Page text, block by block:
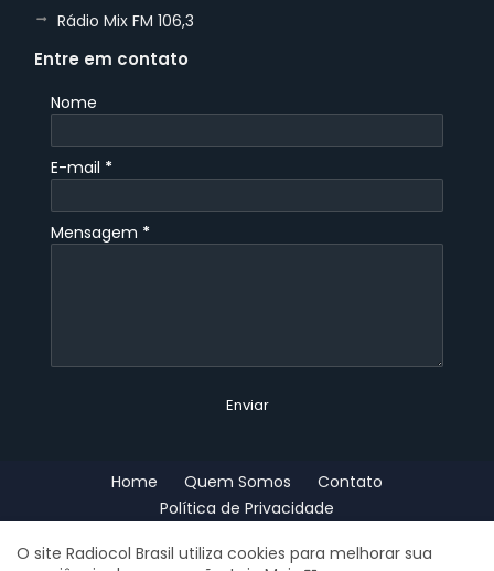
Rádio Mix FM 106,3
Entre em contato
Nome
E-mail *
Mensagem *
Home Quem Somos
Contato
Política de Privacidade
Copyright - Radiocol Brasil © 2023 - Rádio ao Vivo e Online 24h por
O site Radiocol Brasil utiliza cookies para melhorar sua